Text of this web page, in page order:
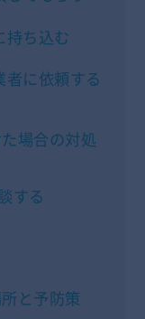
持ち込む
に依頼する
場合の対処
する
と予防策